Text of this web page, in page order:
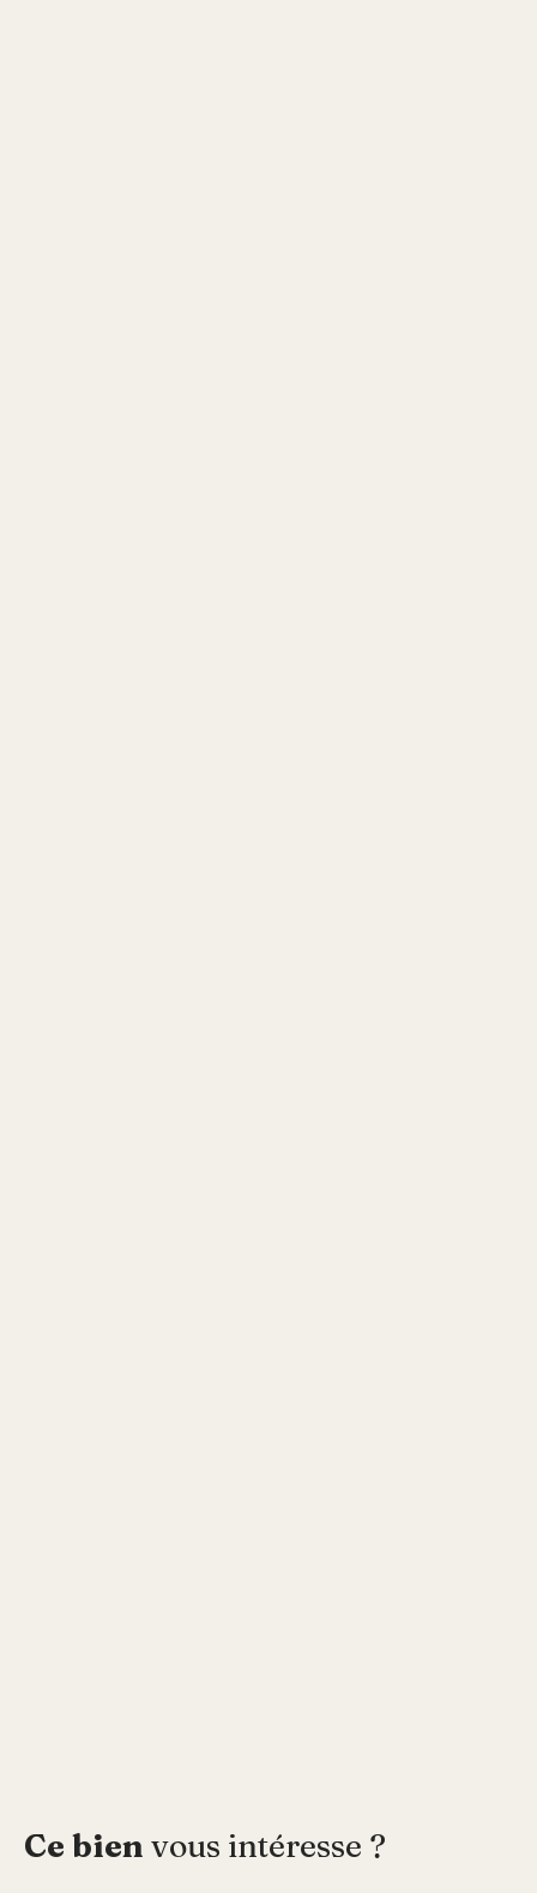
Ce bien vous intéresse ?